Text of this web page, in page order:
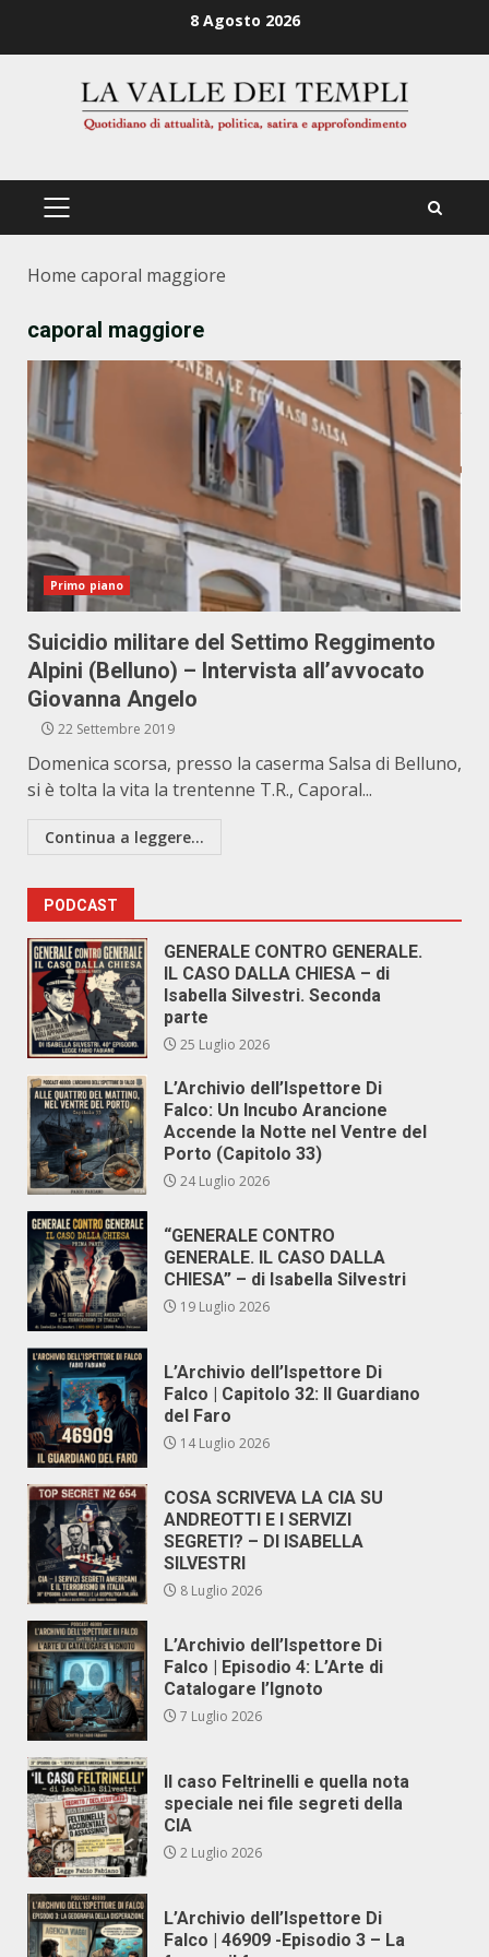
8 Agosto 2026
PRIMÄRES
Home caporal maggiore
caporal maggiore
Primo piano
Suicidio militare del Settimo Reggimento
Alpini (Belluno) – Intervista all’avvocato
Giovanna Angelo
22 Settembre 2019
Domenica scorsa, presso la caserma Salsa di Belluno,
si è tolta la vita la trentenne T.R., Caporal...
Continua a leggere...
PODCAST
GENERALE CONTRO GENERALE.
IL CASO DALLA CHIESA – di
Isabella Silvestri. Seconda
parte
25 Luglio 2026
L’Archivio dell’Ispettore Di
Falco: Un Incubo Arancione
Accende la Notte nel Ventre del
Porto (Capitolo 33)
24 Luglio 2026
“GENERALE CONTRO
GENERALE. IL CASO DALLA
CHIESA” – di Isabella Silvestri
19 Luglio 2026
L’Archivio dell’Ispettore Di
Falco | Capitolo 32: Il Guardiano
del Faro
14 Luglio 2026
COSA SCRIVEVA LA CIA SU
ANDREOTTI E I SERVIZI
SEGRETI? – DI ISABELLA
SILVESTRI
8 Luglio 2026
L’Archivio dell’Ispettore Di
Falco | Episodio 4: L’Arte di
Catalogare l’Ignoto
7 Luglio 2026
Il caso Feltrinelli e quella nota
speciale nei file segreti della
CIA
2 Luglio 2026
L’Archivio dell’Ispettore Di
Falco | 46909 -Episodio 3 – La